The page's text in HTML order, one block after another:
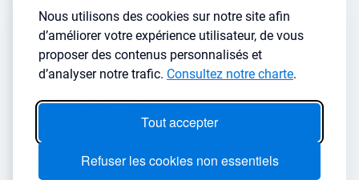
Nous utilisons des cookies sur notre site afin
d’améliorer votre expérience utilisateur, de vous
proposer des contenus personnalisés et
d’analyser notre trafic. Consultez notre charte.
Tout accepter
Refuser les cookies non essentiels
Guides
Stratégie de location
Guide immobilier
Fiscalité immobilière
Finance de l'immobilier
Crédit immobilier
Inscrivez vous à notre newsletter gratuite :